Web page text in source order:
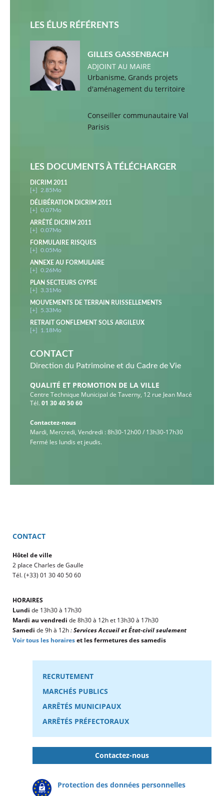
LES ÉLUS RÉFÉRENTS
GILLES GASSENBACH
ADJOINT AU MAIRE
Urbanisme, Grands projets
d'aménagement du territoire
Conseiller communautaire Val
Parisis
LES DOCUMENTS À TÉLÉCHARGER
DICRIM 2011
[+]
2.85Mo
DÉLIBÉRATION DICRIM 2011
[+]
0.07Mo
ARRÊTÉ DICRIM 2011
[+]
0.07Mo
FORMULAIRE RISQUES
[+]
0.05Mo
ANNEXE AU FORMULAIRE
[+]
0.26Mo
PLAN SECTEURS GYPSE
[+]
3.31Mo
MOUVEMENTS DE TERRAIN RUISSELLEMENTS
[+]
5.33Mo
RETRAIT GONFLEMENT SOLS ARGILEUX
[+]
1.18Mo
CONTACT
Direction du Patrimoine et du Cadre de Vie
QUALITÉ ET PROMOTION DE LA VILLE
Centre Technique Municipal de Taverny, 12 rue Jean Macé
Tél.01 30 40 50 60
Contactez-nous
Mardi, Mercredi, Vendredi : 8h30-12h00 / 13h30-17h30
Fermé les lundis et jeudis.
CONTACT
Hôtel de ville
2 place Charles de Gaulle
Tél. (+33) 01 30 40 50 60
HORAIRES
Lundi de 13h30 à 17h30
Mardi au vendredi de 8h30 à 12h et 13h30 à 17h30
Samedi de 9h à 12h:Services Accueil et État-civil seulement
Voir tous les horaireset les fermetures des samedis
RECRUTEMENT
MARCHÉS PUBLICS
ARRÊTÉS MUNICIPAUX
ARRÊTÉS PRÉFECTORAUX
Contactez-nous
Protection des données personnelles